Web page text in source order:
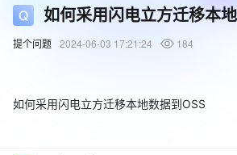
如何采用闪电立方迁移本
提个问题 2024-06-03 17:21:24
184
如何采用闪电立方迁移本地数据到OSS